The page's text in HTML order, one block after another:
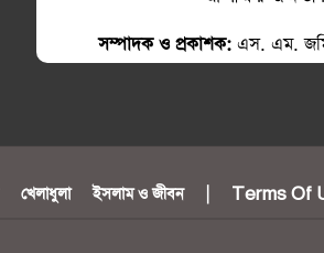
সম্পাদক ও প্রকাশক: এস. এম.
খেলাধুলা ইসলাম ও জীবন Terms Of